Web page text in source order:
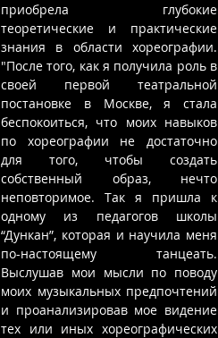
приобрела глубокие
теоретические и практические
знания в области хореографии.
"После того, как я получила роль в
своей первой театральной
постановке в Москве, я стала
беспокоиться, что моих навыков
по хореографии не достаточно
для того, чтобы создать
собственный образ, нечто
неповторимое. Так я пришла к
одному из педагогов школы
“Дункан”, которая и научила меня
по-настоящему танцеать.
Выслушав мои мысли по поводу
моих музыкальных предпочтений
и проанализировав мое видение
тех или иных хореографических